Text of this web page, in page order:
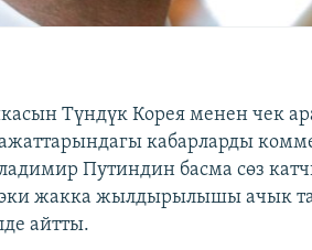
Түндүк Корея менен чек
кабарларды
Путиндин басма сөз
эки жакка жылдырылышы ачык
айтты.